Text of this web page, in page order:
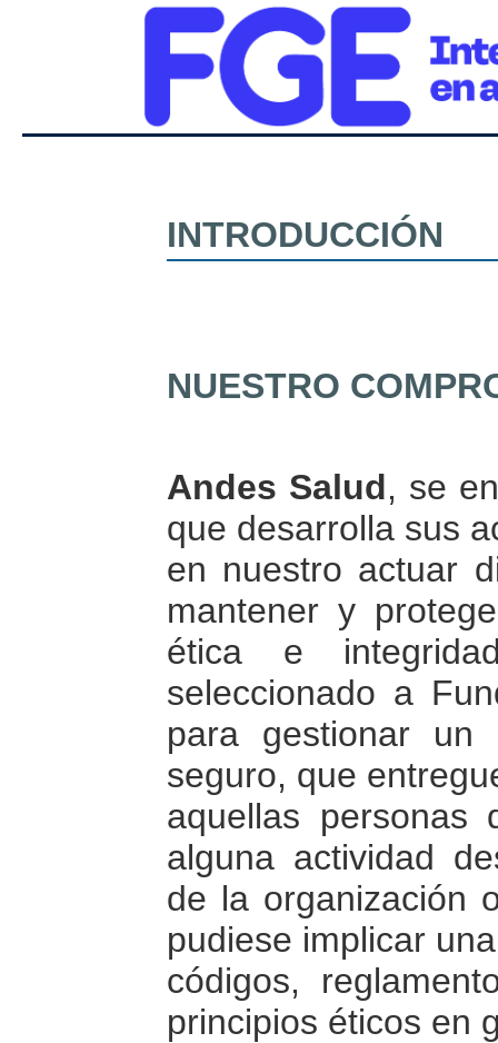
INTRODUCCIÓN
NUESTRO
Andes Salud, se
que desarrolla sus
en nuestro actuar
mantener y
ética e
seleccionado a
para gestionar un
seguro, que
aquellas personas
alguna actividad
de la organización
pudiese implicar
códigos,
principios éticos en